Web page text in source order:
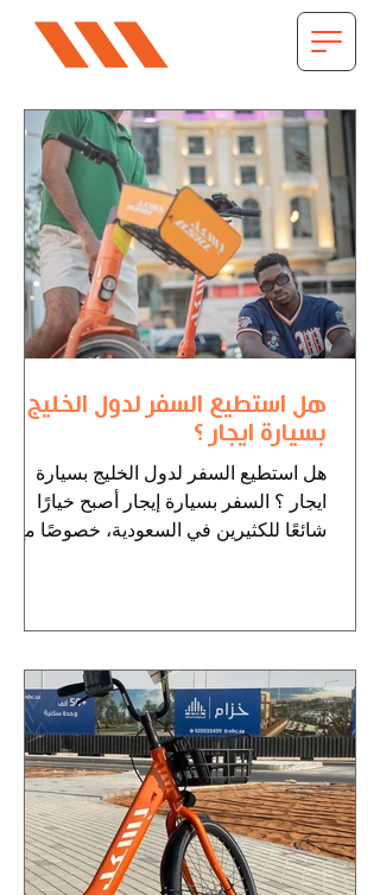
هل استطيع السفر لدول الخليج
بسيارة ايجار ؟
هل استطيع السفر لدول الخليج بسيارة
ايجار ؟ السفر بسيارة إيجار أصبح خيارًا
شائعًا للكثيرين في السعودية، خصوصًا مع